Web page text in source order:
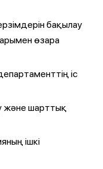
бақылау
өзара
іс
және шарттық
ішкі